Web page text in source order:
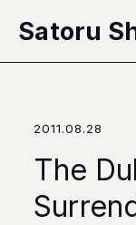
Satoru
2011.08.28
The